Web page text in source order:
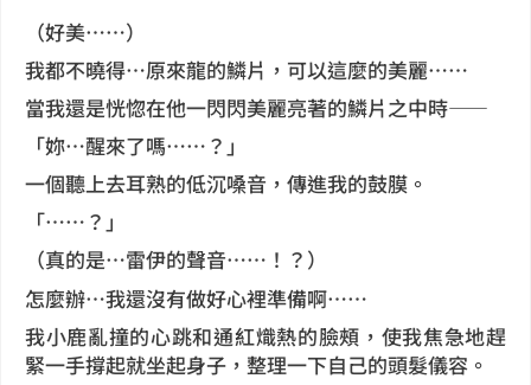
（好美……）
我都不曉得…原來龍的鱗片，可以這麼的美麗……
當我還是恍惚在他一閃閃美麗亮著的鱗片之中時——
「妳…醒來了嗎……？」
一個聽上去耳熟的低沉嗓音，傳進我的鼓膜。
「……？」
（真的是…雷伊的聲音……！？）
怎麼辦…我還沒有做好心裡準備啊……
我小鹿亂撞的心跳和通紅熾熱的臉頰，使我焦急地趕
緊一手撐起就坐起身子，整理一下自己的頭髮儀容。